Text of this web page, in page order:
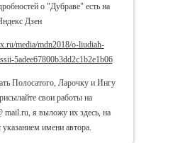
о "Дубраве" есть на
Дзен
media/mdn2018/o-liudiah-
5adee67800b3dd2c1b2e1b06
Полосатого, Ларочку и Ингу
свои работы на
mail.ru, я выложу их здесь, на
указанием имени автора.